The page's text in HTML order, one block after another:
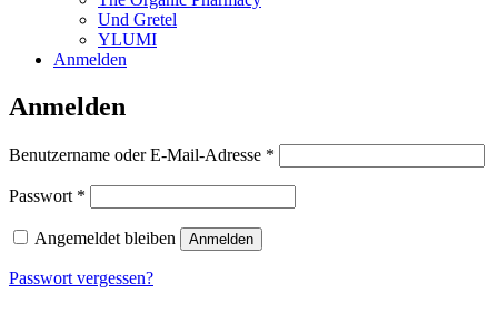
Und Gretel
YLUMI
Anmelden
Anmelden
Benutzername oder E-Mail-Adresse *
Passwort *
Angemeldet bleiben Anmelden
Passwort vergessen?